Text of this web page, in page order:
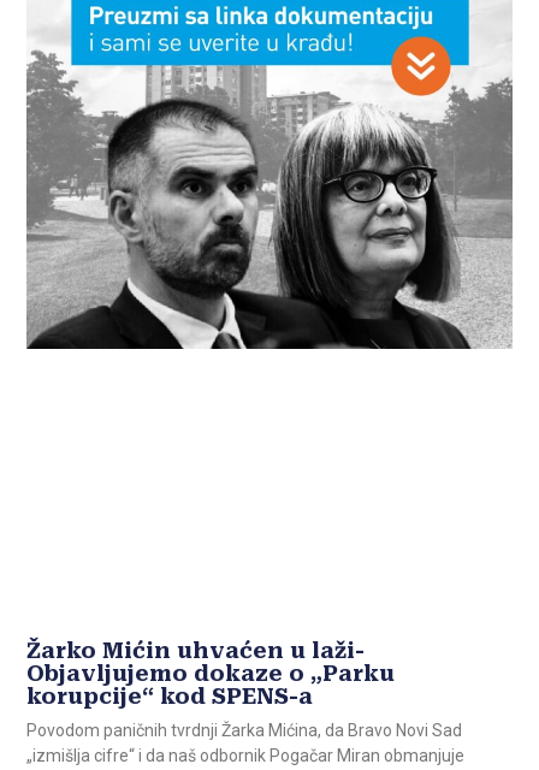
Žarko Mićin uhvaćen u laži-
Objavljujemo dokaze o „Parku
korupcije“ kod SPENS-a
Povodom paničnih tvrdnji Žarka Mićina, da Bravo Novi Sad
„izmišlja cifre“ i da naš odbornik Pogačar Miran obmanjuje